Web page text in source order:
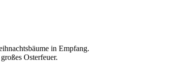
in Empfang.
Osterfeuer.